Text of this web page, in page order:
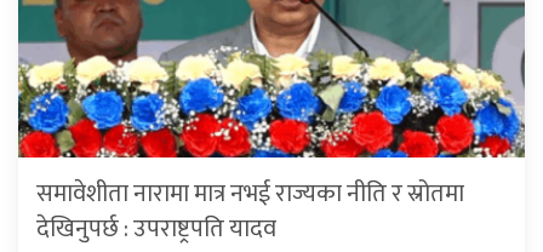
समावेशीता नारामा मात्र नभई राज्यका नीति र स्रोतमा
देखिनुपर्छ : उपराष्ट्रपति यादव